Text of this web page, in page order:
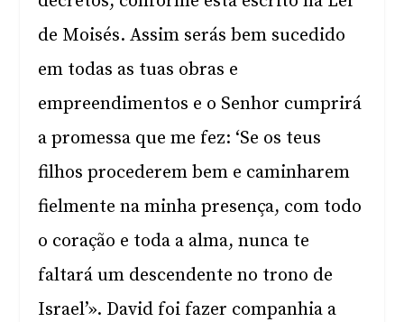
de Moisés. Assim serás bem sucedido
em todas as tuas obras e
empreendimentos e o Senhor cumprirá
a promessa que me fez: ‘Se os teus
filhos procederem bem e caminharem
fielmente na minha presença, com todo
o coração e toda a alma, nunca te
faltará um descendente no trono de
Israel’». David foi fazer companhia a